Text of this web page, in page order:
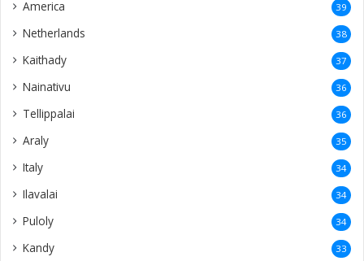
America 39
Netherlands 38
Kaithady 37
Nainativu 36
Tellippalai 36
Araly 35
Italy 34
Ilavalai 34
Puloly 34
Kandy 33